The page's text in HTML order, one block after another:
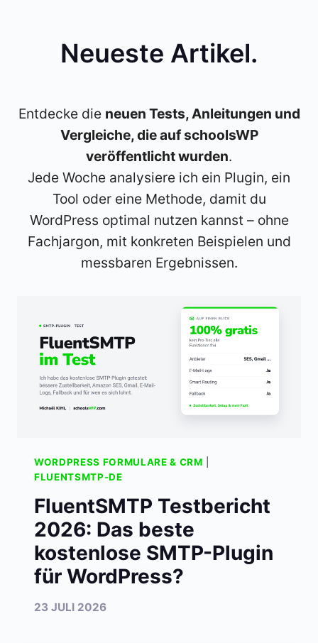
Neueste Artikel.
Entdecke die neuen Tests, Anleitungen und
Vergleiche, die auf schoolsWP
veröffentlicht wurden.
Jede Woche analysiere ich ein Plugin, ein
Tool oder eine Methode, damit du
WordPress optimal nutzen kannst – ohne
Fachjargon, mit konkreten Beispielen und
messbaren Ergebnissen.
WORDPRESS FORMULARE & CRM
FLUENTSMTP-DE
FluentSMTP Testbericht
2026: Das beste
kostenlose SMTP-Plugin
für WordPress?
23 JULI 2026